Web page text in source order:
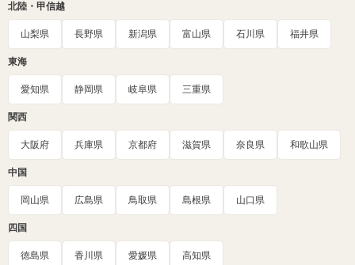
北陸・甲信越
山梨県 長野県 新潟県 富山県 石川県 福井県
東海
愛知県 静岡県 岐阜県 三重県
関西
大阪府 兵庫県 京都府 滋賀県 奈良県 和歌山県
中国
岡山県 広島県 鳥取県 島根県 山口県
四国
徳島県 香川県 愛媛県 高知県